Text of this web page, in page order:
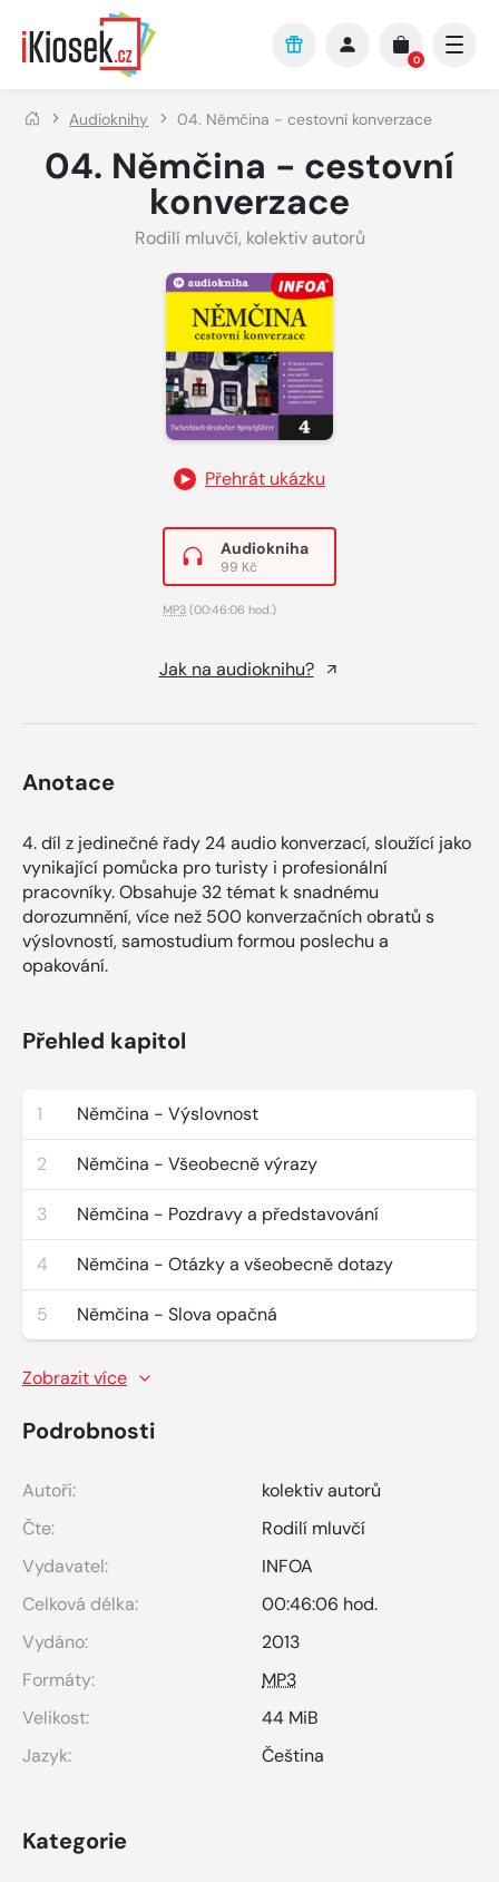
Přejít na hlavní obsah
0
Audioknihy 04. Němčina - cestovní konverzace
04. Němčina - cestovní
konverzace
Rodilí mluvčí, kolektiv autorů
Přehrát ukázku
Audiokniha
99 Kč
MP3 (00:46:06 hod.)
Jak na audioknihu?
Anotace
4. díl z jedinečné řady 24 audio konverzací, sloužící jako
vynikající pomůcka pro turisty i profesionální
pracovníky. Obsahuje 32 témat k snadnému
dorozumnění, více než 500 konverzačních obratů s
výslovností, samostudium formou poslechu a
opakování.
Přehled kapitol
1 Němčina - Výslovnost
2 Němčina - Všeobecně výrazy
3 Němčina - Pozdravy a představování
4 Němčina - Otázky a všeobecně dotazy
5 Němčina - Slova opačná
Zobrazit více
Podrobnosti
Autoři:
kolektiv autorů
Čte:
Rodilí mluvčí
Vydavatel:
INFOA
Celková délka:
00:46:06 hod.
Vydáno:
2013
Formáty:
MP3
Velikost:
44 MiB
Jazyk:
Čeština
Kategorie